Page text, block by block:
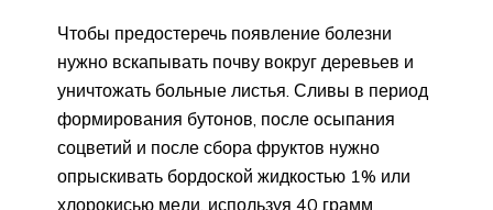
Чтобы предостеречь появление болезни
нужно вскапывать почву вокруг деревьев и
уничтожать больные листья. Сливы в период
формирования бутонов, после осыпания
соцветий и после сбора фруктов нужно
опрыскивать бордоской жидкостью 1% или
хлорокисью меди, используя 40 грамм